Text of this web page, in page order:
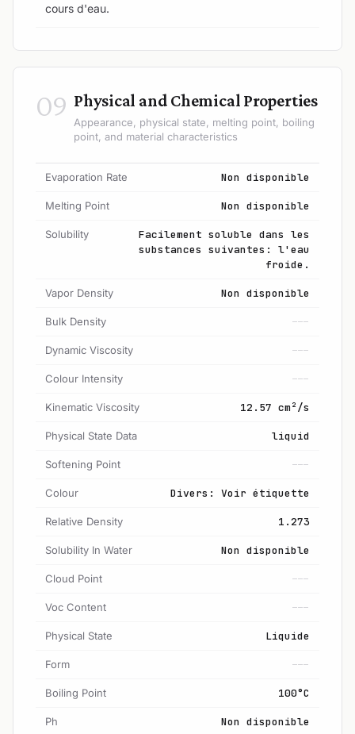
cours d'eau.
09 Physical and Chemical Properties
Appearance, physical state, melting point, boiling
point, and material characteristics
Evaporation Rate Non disponible
Melting Point Non disponible
Solubility
Facilement soluble dans les
substances suivantes: l'eau
froide.
Vapor Density Non disponible
Bulk Density ---
Dynamic Viscosity ---
Colour Intensity ---
Kinematic Viscosity 12.57 cm²/s
Physical State Data liquid
Softening Point ---
Colour Divers: Voir étiquette
Relative Density 1.273
Solubility In Water Non disponible
Cloud Point ---
Voc Content ---
Physical State Liquide
Form ---
Boiling Point 100°C
Ph Non disponible